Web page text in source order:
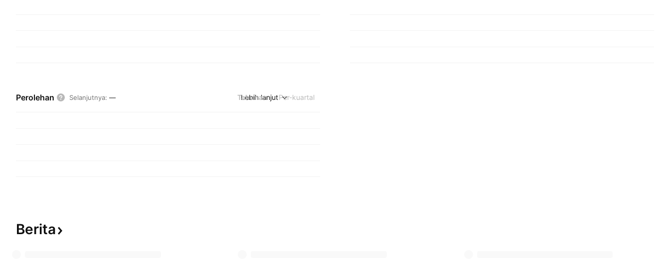
Perolehan Selanjutnya: — Tahunan Per-kuartal
Lebih lanjut
Berita